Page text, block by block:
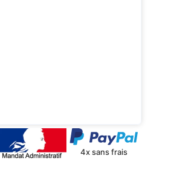
4x sans frais